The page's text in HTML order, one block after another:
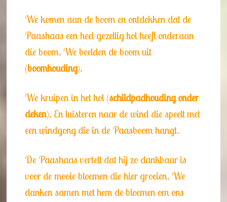
We komen aan de boom en ontdekken dat de
Paashaas een heel gezellig hol heeft onderaan
die boom. We beelden de boom uit
(boomhouding).
We kruipen in het hol (schildpadhouding onder
deken). En luisteren naar de wind die speelt met
een windgong die in de Paasboom hangt.
De Paashaas vertelt dat hij zo dankbaar is
voor de mooie bloemen die hier groeien. We
danken samen met hem de bloemen om ons